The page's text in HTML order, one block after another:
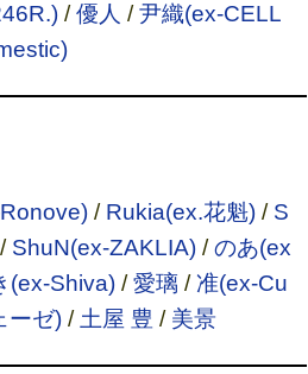
/優人 /尹織(ex-CELL
/ Rukia(ex.花魁)/ S
ShuN(ex-ZAKLIA)/のあ(ex
(ex-Shiva)/愛璃 / 准(ex-Cu
ーゼ)/ 土屋 豊 / 美景